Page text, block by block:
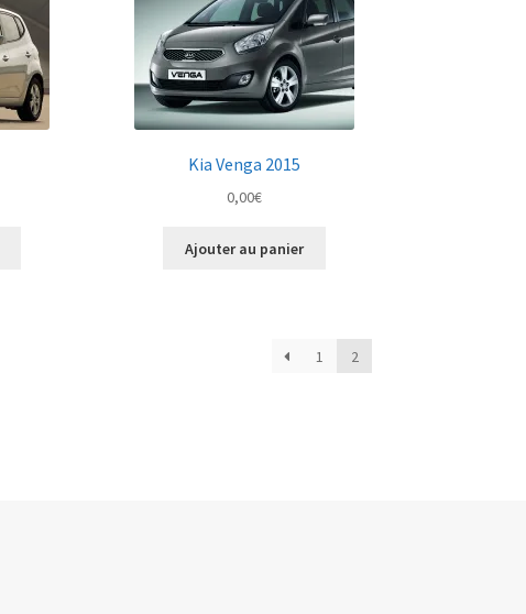
Kia Venga 2015
0,00€
Ajouter au panier
1 2